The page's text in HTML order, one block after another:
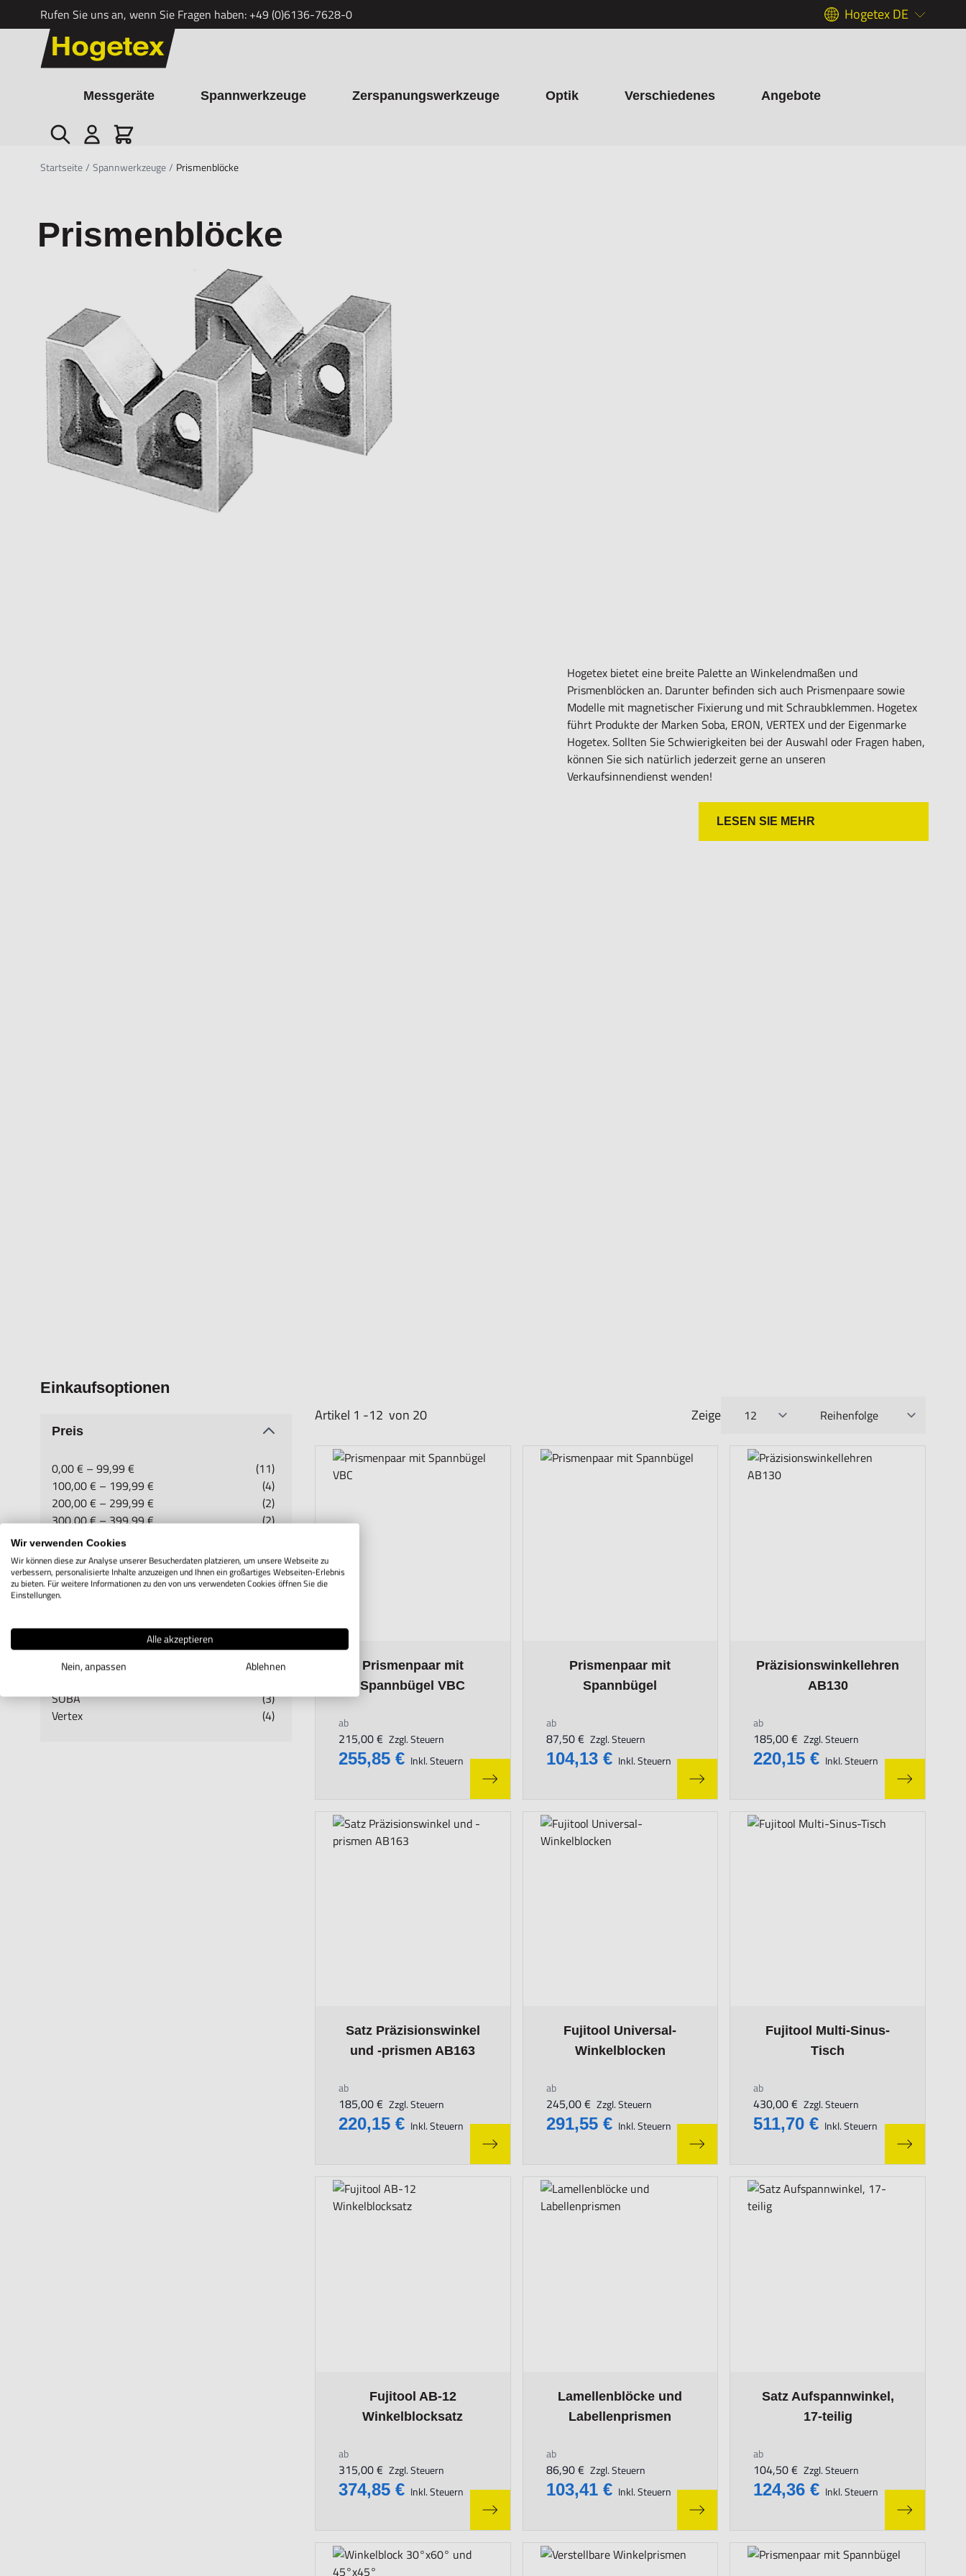
Rufen Sie uns an, wenn Sie Fragen haben: +49 (0)6136-7628-0 Hogetex DE
Zum Inhalt springen
Messgeräte Spannwerkzeuge Zerspanungswerkzeuge Optik Verschiedenes Angebote
Suche Cart
Startseite/ Spannwerkzeuge/ Prismenblöcke
Prismenblöcke
Hogetex bietet eine breite Palette an Winkelendmaßen und
Prismenblöcken an. Darunter befinden sich auch Prismenpaare sowie
Modelle mit magnetischer Fixierung und mit Schraubklemmen. Hogetex
führt Produkte der Marken Soba, ERON, VERTEX und der Eigenmarke
Hogetex. Sollten Sie Schwierigkeiten bei der Auswahl oder Fragen haben,
können Sie sich natürlich jederzeit gerne an unseren
Verkaufsinnendienst wenden!
LESEN SIE MEHR
Einkaufsoptionen
Preis
0,00 € – 99,99 €
(11)
100,00 € – 199,99 €
(4)
200,00 € – 299,99 €
(2)
300,00 €–399,99 €
(2)
400,00 €und mehr
Hersteller
Eron
(1)
Fuji-Tool
(4)
Hogetex
(2)
SOBA
(3)
Vertex
(4)
Artikel 1 -12 von 20 Zeige
pro Seite Sortieren nach
Prismenpaar mit
Spannbügel VBC
The price depends on the options chosen on the product page
ab
255,85 € Inkl. Steuern
215,00 € Zzgl. Steuern
Prismenpaar mit
Spannbügel
The price depends on the options chosen on the product page
ab
104,13 € Inkl. Steuern
87,50 € Zzgl. Steuern
Präzisionswinkellehren
AB130
The price depends on the options chosen
ab
220,15 € Inkl. Steuern
185,00 € Zzgl. Steuern
Satz Präzisionswinkel
und -prismen AB163
The price depends on the options chosen on the product page
ab
220,15 € Inkl. Steuern
185,00 € Zzgl. Steuern
Fujitool Universal-
Winkelblocken
The price depends on the options chosen on the product page
ab
291,55 € Inkl. Steuern
245,00 € Zzgl. Steuern
Fujitool Multi-Sinus-
Tisch
The price depends on the options chosen
ab
511,70 € Inkl. Steuern
430,00 € Zzgl. Steuern
Fujitool AB-12
Winkelblocksatz
The price depends on the options chosen on the product page
ab
374,85 € Inkl. Steuern
315,00 € Zzgl. Steuern
Lamellenblöcke und
Labellenprismen
The price depends on the options chosen on the product page
ab
103,41 € Inkl. Steuern
86,90 € Zzgl. Steuern
Satz Aufspannwinkel,
17-teilig
The price depends on the options chosen
ab
124,36 € Inkl. Steuern
104,50 € Zzgl. Steuern
Wir verwenden Cookies
Wir können diese zur Analyse unserer Besucherdaten platzieren, um unsere Webseite zu
verbessern, personalisierte Inhalte anzuzeigen und Ihnen ein großartiges Webseiten-Erlebnis
zu bieten. Für weitere Informationen zu den von uns verwendeten Cookies öffnen Sie die
Einstellungen.
Alle akzeptieren
Nein, anpassen
Ablehnen